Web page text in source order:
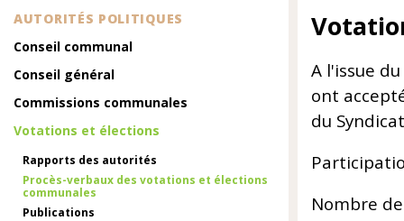
AUTORITÉS POLITIQUES
Conseil communal
Conseil général
Commissions communales
Votations et élections
Rapports des autorités
Procès-verbaux des votations et élections
communales
Publications
A l'issue
ont
du
Nombre